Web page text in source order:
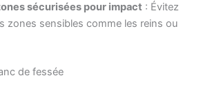
sécurisées pour impact : Évitez
zones sensibles comme les reins ou
de fessée